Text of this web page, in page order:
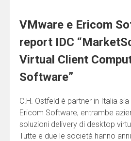
VMware e Ericom
report IDC
Virtual Client
Software”
C.H. Ostfeld è partner in Italia
Ericom Software, entrambe
soluzioni delivery di desktop
Tutte e due le società hanno